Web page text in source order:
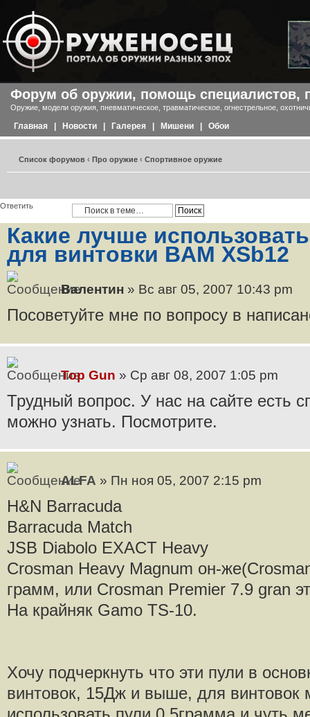
Форум об оружии, помощь специалистов,
Оружие, модели оружия, пневматическое, травматическое, огнестрельное,
Главная Новости Галерея Мишени Обои
Список форумов ‹ Про оружие ‹ Спортивное оружие
Ответить
Какие лучше
для винтовки BAM XSb12
Валентин » Вс авг 05, 2007 10:43 pm
Посоветуйте мне по вопросу в
Top Gun » Ср авг 08, 2007 1:05 pm
Трудный вопрос. У нас на сайте есть
можно узнать. Посмотрите.
ALFA » Пн ноя 05, 2007 2:15 pm
H&N Barracuda
Barracuda Match
JSB Diabolo EXACT Heavy
Crosman Heavy Magnum он-
грамм, или Crosman Premier 7.9 gran
На крайняк Gamo TS-10.
Хочу подчеркнуть что эти пули в
винтовок, 15Дж и выше, для